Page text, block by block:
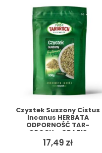
Czystek Suszony Cistus
Incanus HERBATA
ODPORNOŚĆ TAR-
GROCH + GRATIS
17,49 zł